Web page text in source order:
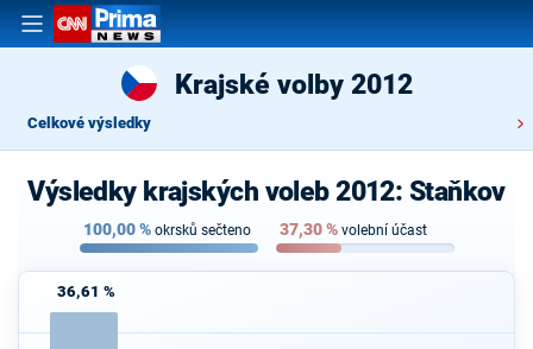
Krajské volby 2012
Celkové výsledky
Výsledky krajských voleb 2012: Staňkov
100,00% okrsků sečteno 37,30% volební účast
36,61 %